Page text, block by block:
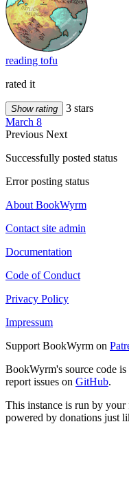
reading tofu
rated it
Show rating
3 stars
March 8
Previous Next
Successfully posted status
Error posting status
About BookWyrm
Contact site admin
Documentation
Code of Conduct
Privacy Policy
Impressum
Support BookWyrm on
BookWyrm's source code
report issues on GitHub.
This instance is run by
powered by donations just